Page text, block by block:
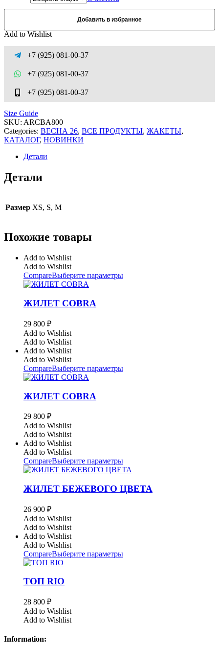
Добавить в избранное
Add to Wishlist
+7 (925) 081-00-37
+7 (925) 081-00-37
+7 (925) 081-00-37
Size Guide
SKU: ARCBA800
Categories: ВЕСНА 26, ВСЕ ПРОДУКТЫ, ЖАКЕТЫ,
КАТАЛОГ, НОВИНКИ
Детали
Детали
Размер XS, S, M
Похожие товары
Add to Wishlist
Add to Wishlist
CompareВыберите параметры
ЖИЛЕТ COBRA
29 800 ₽
Add to Wishlist
Add to Wishlist
Add to Wishlist
Add to Wishlist
CompareВыберите параметры
ЖИЛЕТ COBRA
29 800 ₽
Add to Wishlist
Add to Wishlist
Add to Wishlist
Add to Wishlist
CompareВыберите параметры
ЖИЛЕТ БЕЖЕВОГО ЦВЕТА
26 900 ₽
Add to Wishlist
Add to Wishlist
Add to Wishlist
Add to Wishlist
CompareВыберите параметры
ТОП RIO
28 800 ₽
Add to Wishlist
Add to Wishlist
Information: